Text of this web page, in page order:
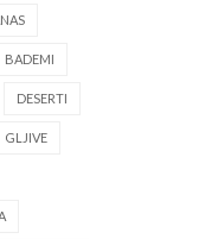
BADEMI
DESERTI
GLJIVE